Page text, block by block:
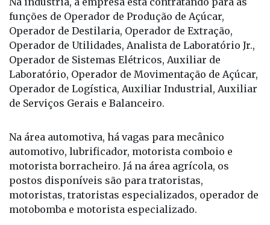
Na indústria, a empresa está contratando para as
funções de Operador de Produção de Açúcar,
Operador de Destilaria, Operador de Extração,
Operador de Utilidades, Analista de Laboratório Jr.,
Operador de Sistemas Elétricos, Auxiliar de
Laboratório, Operador de Movimentação de Açúcar,
Operador de Logística, Auxiliar Industrial, Auxiliar
Na área automotiva, há vagas para mecânico
automotivo, lubrificador, motorista comboio e
motorista borracheiro. Já na área agrícola, os
postos disponíveis são para tratoristas,
motoristas, tratoristas especializados, operador de